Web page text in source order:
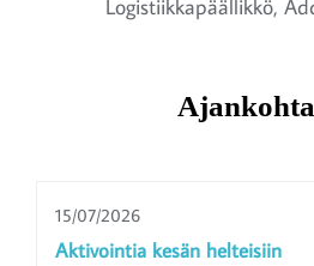
Logistiikkapäällikkö,
15/07/2026
Aktivointia kesän helteisiin